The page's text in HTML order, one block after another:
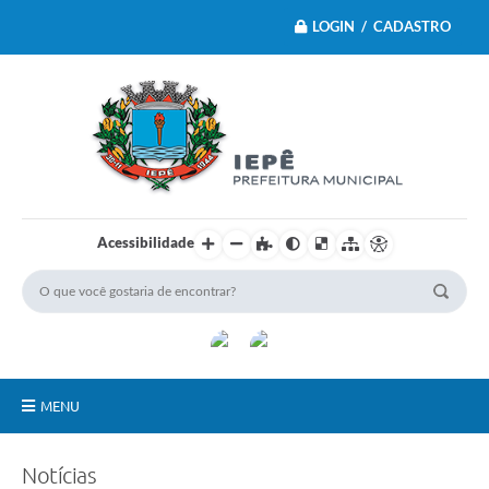
LOGIN / CADASTRO
Acessibilidade
MENU
Notícias